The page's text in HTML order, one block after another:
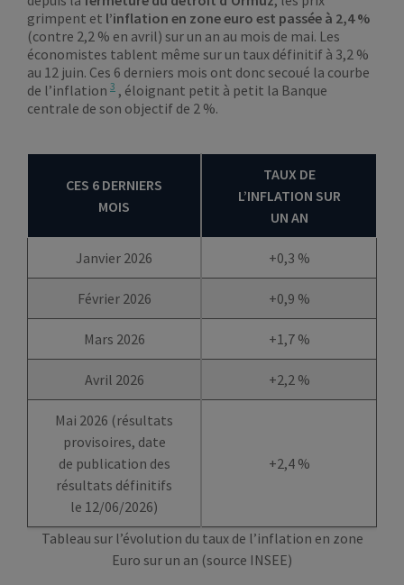
grimpent et l’inflation en zone euro est passée à 2,4 %
(contre 2,2 % en avril) sur un an au mois de mai. Les
économistes tablent même sur un taux définitif à 3,2 %
au 12 juin. Ces 6 derniers mois ont donc secoué la courbe
de l’inflation 3 , éloignant petit à petit la Banque
centrale de son objectif de 2 %.
CES 6 DERNIERS
MOIS
TAUX DE
L’INFLATION SUR
UN AN
Janvier 2026 +0,3 %
Février 2026 +0,9 %
Mars 2026 +1,7 %
Avril 2026 +2,2 %
Mai 2026 (résultats
provisoires, date
de publication des
résultats définitifs
le 12/06/2026)
+2,4 %
Tableau sur l’évolution du taux de l’inflation en zone
Euro sur un an (source INSEE)